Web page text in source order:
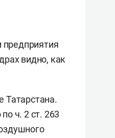
предприятия
видно, как
Татарстана.
ч. 2 ст. 263